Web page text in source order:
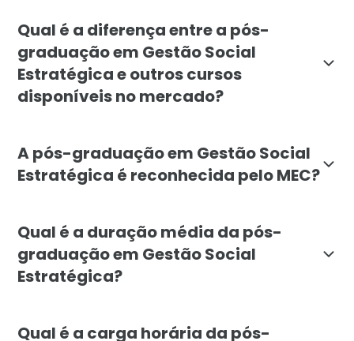
Qual é a diferença entre a pós-
graduação em Gestão Social
Estratégica e outros cursos
disponíveis no mercado?
A pós-graduação em Gestão Social
Estratégica é reconhecida pelo MEC?
Qual é a duração média da pós-
graduação em Gestão Social
Estratégica?
Qual é a carga horária da pós-